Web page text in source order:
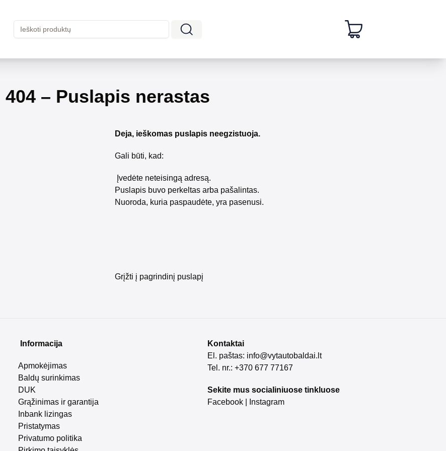
404 – Puslapis nerastas
Deja, ieškomas puslapis neegzistuoja.
Gali būti, kad:
Įvedėte neteisingą adresą.
Puslapis buvo perkeltas arba pašalintas.
Nuoroda, kuria paspaudėte, yra pasenusi.
Grįžti į pagrindinį puslapį
Informacija
Apmokėjimas
Baldų surinkimas
DUK
Grąžinimas ir garantija
Inbank lizingas
Pristatymas
Privatumo politika
Kontaktai
El. paštas: info@vytautobaldai.lt
Tel. nr.: +370 677 77167
Sekite mus socialiniuose tinkluose
Facebook
Instagram